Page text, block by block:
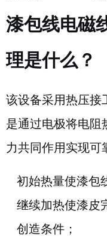
漆包线电磁
理是什么？
该设备采用热压接
是通过电极将电阻
力共同作用实现可
初始热量使漆包
继续加热使漆皮
创造条件；